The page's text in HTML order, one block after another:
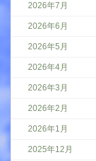
2026年7月
2026年6月
2026年5月
2026年4月
2026年3月
2026年2月
2026年1月
2025年12月